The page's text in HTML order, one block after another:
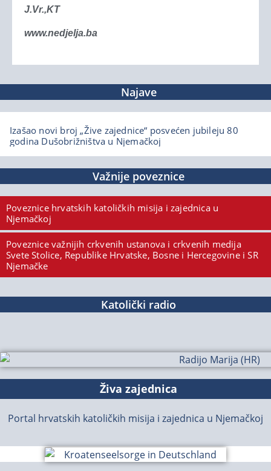
J.Vr.,KT
www.nedjelja.ba
Najave
Izašao novi broj „Žive zajednice“ posvećen jubileju 80
godina Dušobrižništva u Njemačkoj
Važnije poveznice
Poveznice hrvatskih katoličkih misija i zajednica u
Njemačkoj
Poveznice važnijih crkvenih ustanova i crkvenih medija
Svete Stolice, Republike Hrvatske, Bosne i Hercegovine i SR
Njemačke
Katolički radio
Živa zajednica
Portal hrvatskih katoličkih misija i zajednica u Njemačkoj